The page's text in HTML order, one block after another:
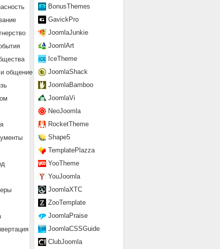
BonusThemes
GavickPro
JoomlaJunkie
JoomlArt
IceTheme
JoomlaShack
JoomlaBamboo
JoomlaVi
NeoJoomla
RocketTheme
Shape5
TemplatePlazza
YooTheme
YouJoomla
JoomlaXTC
ZooTemplate
JoomlaPraise
JoomlaCSSGuide
ClubJoomla
общение